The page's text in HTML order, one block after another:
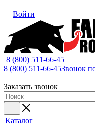
Войти
8 (800) 511-66-45
8 (800) 511-66-45Звонок
Заказать звонок
Каталог